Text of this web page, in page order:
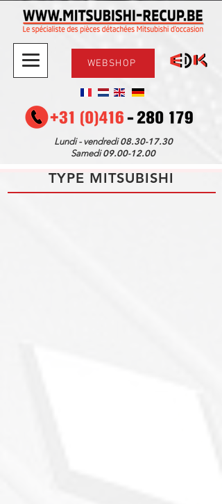
WEBSHOP
Lundi - vendredi08.30-17.30
Samedi09.00-12.00
TYPE MITSUBISHI